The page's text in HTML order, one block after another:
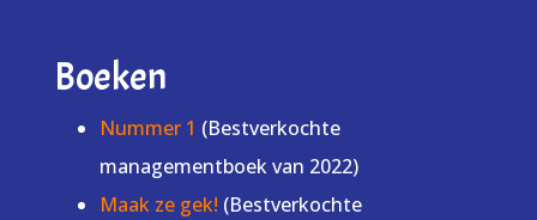
Boeken
Nummer 1 (Bestverkochte
managementboek van 2022)
Maak ze gek! (Bestverkochte